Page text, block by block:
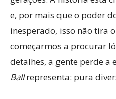
e, por mais que o poder
inesperado, isso não tira
começarmos a procurar
detalhes, a gente perde a
Ballrepresenta: pura